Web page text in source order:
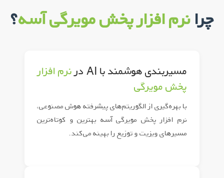
چرا نرم افزار پخش مویرگی آسه؟
مسیربندی هوشمند با AI در
نرم افزار
پخش مویرگی
با بهره‌گیری از الگوریتم‌های پیشرفته هوش مصنوعی،
نرم افزار پخش مویرگی آسه بهترین و کوتاه‌ترین
مسیرهای ویزیت و توزیع را بهینه می‌کند.